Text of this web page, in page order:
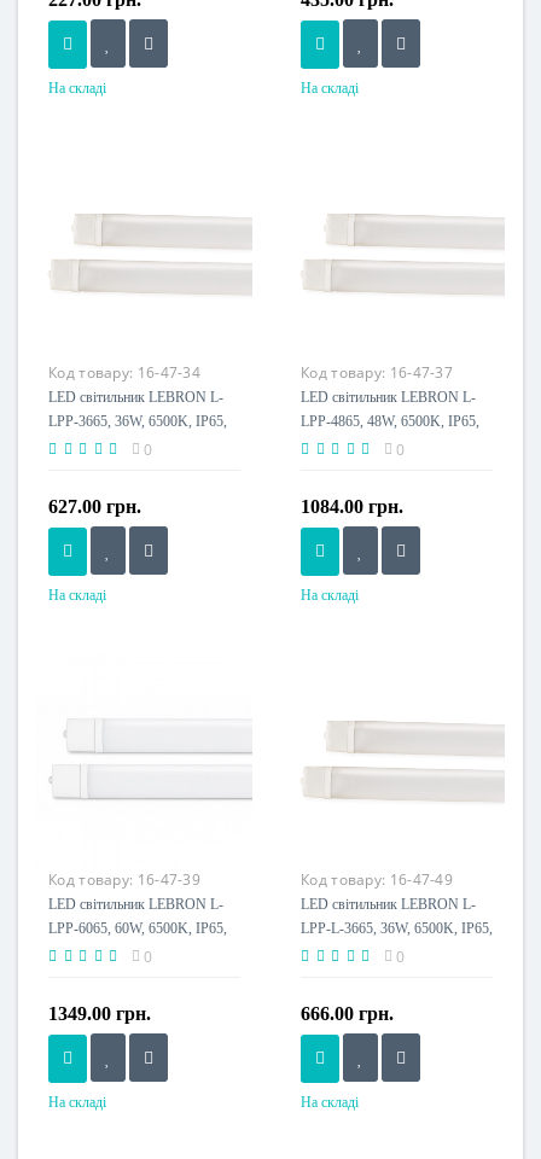
На складі
Напруга живлення
230 V
Пило-волого захист, IP
A+
На складі
Напруга живлення
230 V
Пило-волого захист, IP
A+
Код товару: 16-47-34
LED світильник LEBRON L-
LPP-3665, 36W, 6500K, IP65,
1170мм, кріплення, 230V
0
627.00 грн.
На складі
Напруга живлення
230 V
Пило-волого захист, IP
A+
Код товару: 16-47-37
LED світильник LEBRON L-
LPP-4865, 48W, 6500K, IP65,
1200мм, кріплення, 230V
0
1084.00 грн.
На складі
Напруга живлення
230 V
Пило-волого захист, IP
A+
Код товару: 16-47-39
LED світильник LEBRON L-
LPP-6065, 60W, 6500K, IP65,
1200мм, кріплення, 230V
0
1349.00 грн.
На складі
Код товару: 16-47-49
LED світильник LEBRON L-
LPP-L-3665, 36W, 6500K, IP65,
1170мм, кріплення, 230V,
0
666.00 грн.
На складі